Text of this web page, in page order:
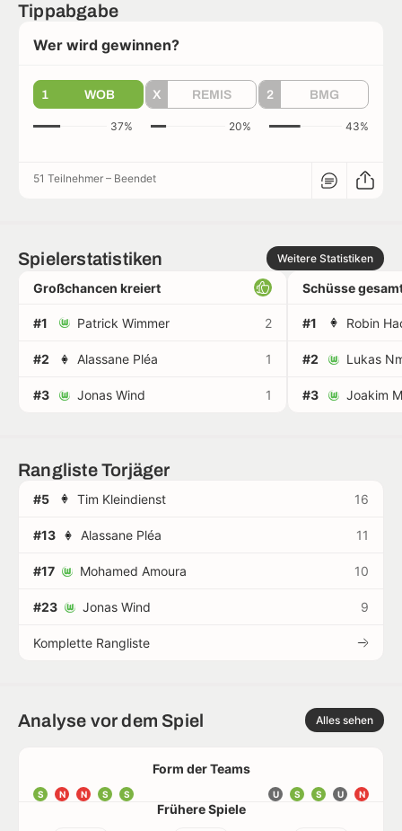
Tippabgabe
Wer wird gewinnen?
1 WOB X REMIS 2 BMG
37% 20% 43%
51 Teilnehmer – Beendet
Spielerstatistiken Weitere Statistiken
Großchancen kreiert
#1 Patrick Wimmer 2
#2 Alassane Pléa 1
#3 Jonas Wind 1
Schüsse
#1 Robin
#2 Lukas
#3 Joakim
Rangliste Torjäger
#5 Tim Kleindienst 16
#13 Alassane Pléa 11
#17 Mohamed Amoura 10
#23 Jonas Wind 9
Komplette Rangliste
Analyse vor dem Spiel Alles sehen
Form der Teams
S N N S S N
U
S
S
U
Frühere Spiele